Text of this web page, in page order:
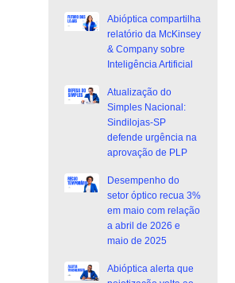
Abióptica compartilha
relatório da McKinsey
& Company sobre
Inteligência Artificial
Atualização do
Simples Nacional:
Sindilojas-SP
defende urgência na
aprovação de PLP
Desempenho do
setor óptico recua 3%
em maio com relação
a abril de 2026 e
maio de 2025
Abióptica alerta que